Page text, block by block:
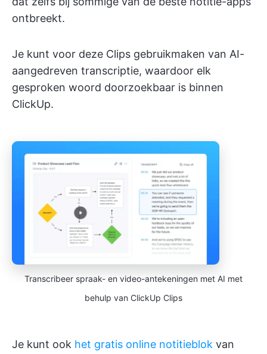
ontbreekt.
Je kunt voor deze Clips gebruikmaken van AI-
aangedreven transcriptie, waardoor elk
gesproken woord doorzoekbaar is binnen
ClickUp.
Transcribeer spraak- en video-antekeningen met AI met
behulp van ClickUp Clips
Je kunt ook het gratis online notitieblok van